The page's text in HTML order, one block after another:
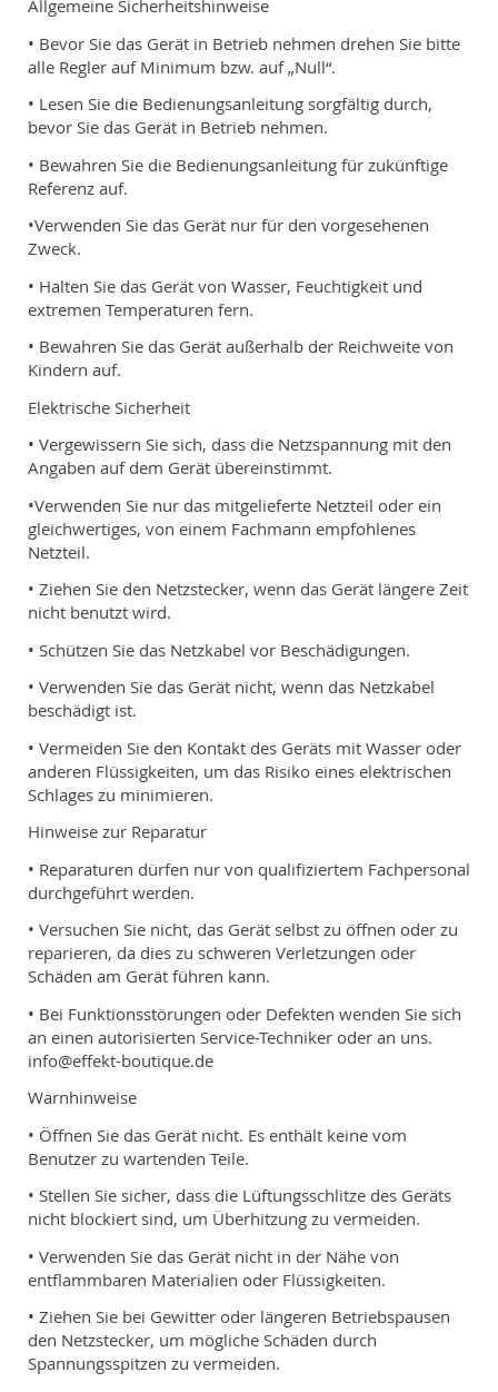
Allgemeine Sicherheitshinweise
• Bevor Sie das Gerät in Betrieb nehmen drehen Sie bitte
alle Regler auf Minimum bzw. auf „Null“.
• Lesen Sie die Bedienungsanleitung sorgfältig durch,
bevor Sie das Gerät in Betrieb nehmen.
• Bewahren Sie die Bedienungsanleitung für zukünftige
Referenz auf.
•Verwenden Sie das Gerät nur für den vorgesehenen
Zweck.
• Halten Sie das Gerät von Wasser, Feuchtigkeit und
extremen Temperaturen fern.
• Bewahren Sie das Gerät außerhalb der Reichweite von
Kindern auf.
Elektrische Sicherheit
• Vergewissern Sie sich, dass die Netzspannung mit den
Angaben auf dem Gerät übereinstimmt.
•Verwenden Sie nur das mitgelieferte Netzteil oder ein
gleichwertiges, von einem Fachmann empfohlenes
Netzteil.
• Ziehen Sie den Netzstecker, wenn das Gerät längere Zeit
nicht benutzt wird.
• Schützen Sie das Netzkabel vor Beschädigungen.
• Verwenden Sie das Gerät nicht, wenn das Netzkabel
beschädigt ist.
• Vermeiden Sie den Kontakt des Geräts mit Wasser oder
anderen Flüssigkeiten, um das Risiko eines elektrischen
Schlages zu minimieren.
Hinweise zur Reparatur
• Reparaturen dürfen nur von qualifiziertem Fachpersonal
durchgeführt werden.
• Versuchen Sie nicht, das Gerät selbst zu öffnen oder zu
reparieren, da dies zu schweren Verletzungen oder
Schäden am Gerät führen kann.
• Bei Funktionsstörungen oder Defekten wenden Sie sich
an einen autorisierten Service-Techniker oder an uns.
info@effekt-boutique.de
Warnhinweise
• Öffnen Sie das Gerät nicht. Es enthält keine vom
Benutzer zu wartenden Teile.
• Stellen Sie sicher, dass die Lüftungsschlitze des Geräts
nicht blockiert sind, um Überhitzung zu vermeiden.
• Verwenden Sie das Gerät nicht in der Nähe von
entflammbaren Materialien oder Flüssigkeiten.
• Ziehen Sie bei Gewitter oder längeren Betriebspausen
den Netzstecker, um mögliche Schäden durch
Spannungsspitzen zu vermeiden.